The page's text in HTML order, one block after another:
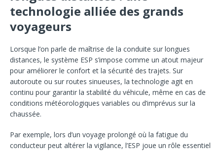
technologie alliée des grands
voyageurs
Lorsque l’on parle de maîtrise de la conduite sur longues
distances, le système ESP s’impose comme un atout majeur
pour améliorer le confort et la sécurité des trajets. Sur
autoroute ou sur routes sinueuses, la technologie agit en
continu pour garantir la stabilité du véhicule, même en cas de
conditions météorologiques variables ou d’imprévus sur la
chaussée.
Par exemple, lors d’un voyage prolongé où la fatigue du
conducteur peut altérer la vigilance, l’ESP joue un rôle essentiel